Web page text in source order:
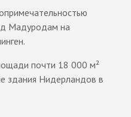
Мадуродам на
почти 18 000 м²
здания Нидерландов в